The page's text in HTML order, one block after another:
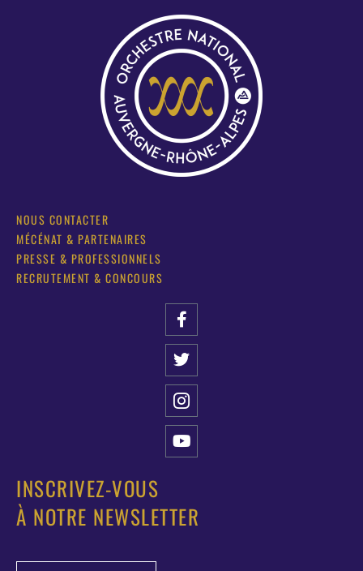
NOUS CONTACTER
MÉCÉNAT & PARTENAIRES
PRESSE & PROFESSIONNELS
RECRUTEMENT & CONCOURS
INSCRIVEZ-VOUS
À NOTRE NEWSLETTER